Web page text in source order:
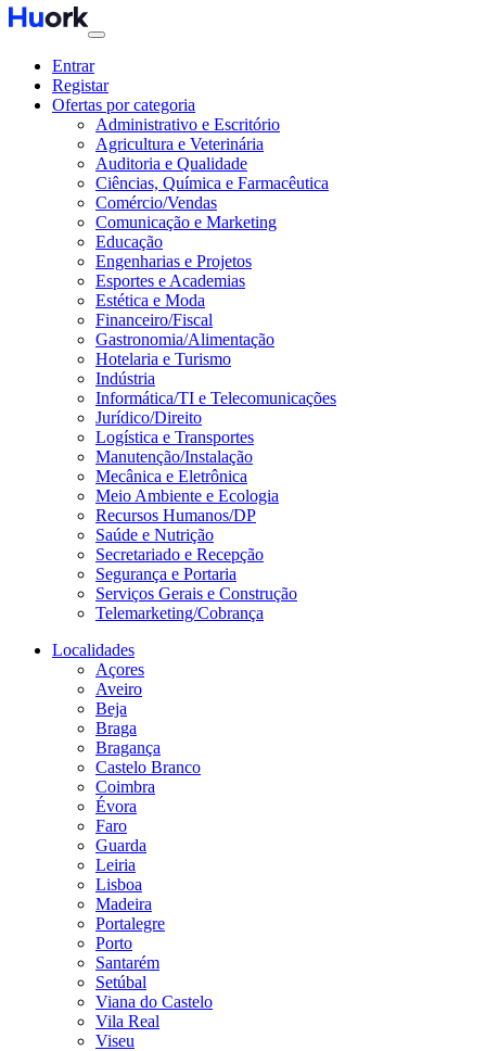
Entrar
Registar
Ofertas por categoria
Administrativo e Escritório
Agricultura e Veterinária
Auditoria e Qualidade
Ciências, Química e Farmacêutica
Comércio/Vendas
Comunicação e Marketing
Educação
Engenharias e Projetos
Esportes e Academias
Estética e Moda
Financeiro/Fiscal
Gastronomia/Alimentação
Hotelaria e Turismo
Indústria
Informática/TI e Telecomunicações
Jurídico/Direito
Logística e Transportes
Manutenção/Instalação
Mecânica e Eletrônica
Meio Ambiente e Ecologia
Recursos Humanos/DP
Saúde e Nutrição
Secretariado e Recepção
Segurança e Portaria
Serviços Gerais e Construção
Telemarketing/Cobrança
Localidades
Açores
Aveiro
Beja
Braga
Bragança
Castelo Branco
Coimbra
Évora
Faro
Guarda
Leiria
Lisboa
Madeira
Portalegre
Porto
Santarém
Setúbal
Viana do Castelo
Vila Real
Viseu